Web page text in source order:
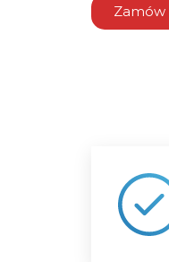
Zamów